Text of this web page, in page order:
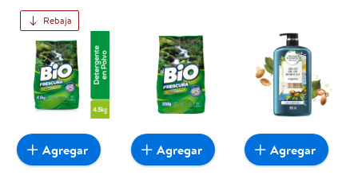
Rebaja
Agregar Agregar Agregar